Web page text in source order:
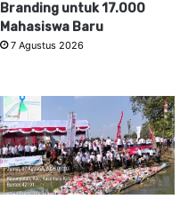
Branding untuk 17.000
Mahasiswa Baru
7 Agustus 2026